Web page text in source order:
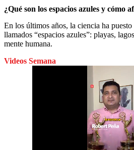
¿Qué son los espacios azules y cómo
En los últimos años, la ciencia ha
llamados “espacios azules”: playas,
mente humana.
Videos Semana